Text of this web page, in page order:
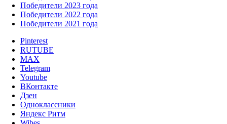
Победители 2023 года
Победители 2022 года
Победители 2021 года
Pinterest
RUTUBE
MAX
Telegram
Youtube
ВКонтакте
Дзен
Одноклассники
Яндекс Ритм